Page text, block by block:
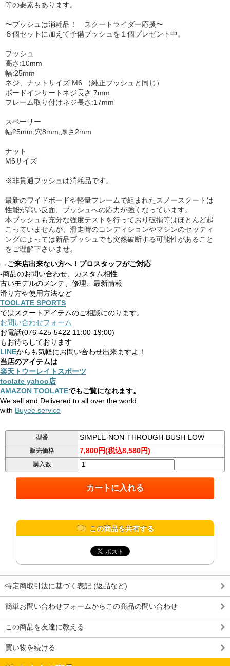
等の要素もあります。
〜ブッシュは消耗品！ スクートライダー応援〜
８個セットに加えて予備ブッシュを１個プレゼント中。
ブッシュ
高さ:10mm
幅:25mm
ネジ、ナットサイズ:M6 （純正ブッシュと同じ）
ボードインサートネジ長さ:7mm
フレーム取り付けネジ長さ:17mm
スペーサー
幅25mm,穴8mm,厚さ2mm
ナット
M6サイズ
※非貫通ブッシュは消耗品です。
最新のワイドボードや軽量フレームで組まれたスノースクートは
性能が高い反面、ブッシュへの応力が強くなっています。
本ブッシュも充分な強度テストを行っており破損等はほとんど起
こっていませんが、滑走時のコンディションやマシンのセッティ
ングによっては新品ブッシュでも突然破断する可能性があること
をご理解下さいませ。
→ご来店出来ない方へ！プロスタッフがご対応
-商品のお問い合わせ、カスタム相性
古いモデルのメンテ、修理、最新情報
滑り方や使用方法など
TOOLATE SPORTS
ではスクートアイテムのご相談にのります。
お問い合わせフォーム
お電話(076-425-5422 11:00-19:00)
もお待ちしております
LINEからも気軽にお問い合わせ出来ますよ！
当店のアイテムは
楽天トウーレイトスポーツ
toolate yahoo店
AMAZON TOOLATEでもご覧になれます。
We sell and Delivered to all over the world
with Buyee service
型番 SIMPLE-NON-THROUGH-BUSH-LOW
販売価格 7,800円(税込8,580円)
購入数
この商品を共有する
特定商取引法に基づく表記 (返品など)
簡単お問い合わせフォームからこの商品の問い合わせ
この商品を友達に教える
買い物を続ける